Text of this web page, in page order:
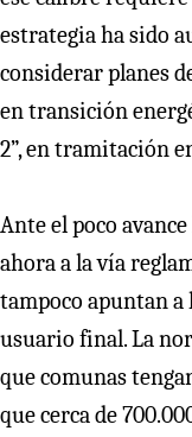
estrategia ha sido
considerar planes
en transición
2”, en tramitación
Ante el poco
ahora a la vía
tampoco apuntan a
usuario final. La
que comunas
que cerca de